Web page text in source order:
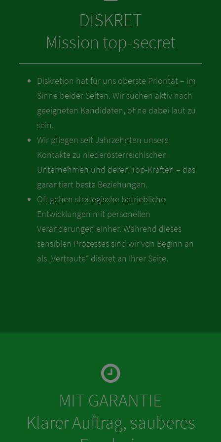
DISKRET
Mission top-secret
Diskretion hat für uns oberste Priorität – im
Sinne beider Seiten. Wir suchen aktiv nach
geeigneten Kandidaten, ohne dabei laut zu
sein.
Wir pflegen seit Jahrzehnten unsere
Kontakte zu niederösterreichischen
Unternehmen und deren Top-Kräften – das
garantiert beste Beziehungen.
Oft gehen strategische betriebliche
Entwicklungen mit personellen
Veränderungen einher. Während dieses
sensiblen Prozesses sind wir von Beginn an
als „Vertraute“ diskret an Ihrer Seite.
MIT GARANTIE
Klarer Auftrag, sauberes